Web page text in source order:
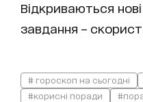
Відкриваються
завдання –
# гороскоп на сьогодні
#корисні поради